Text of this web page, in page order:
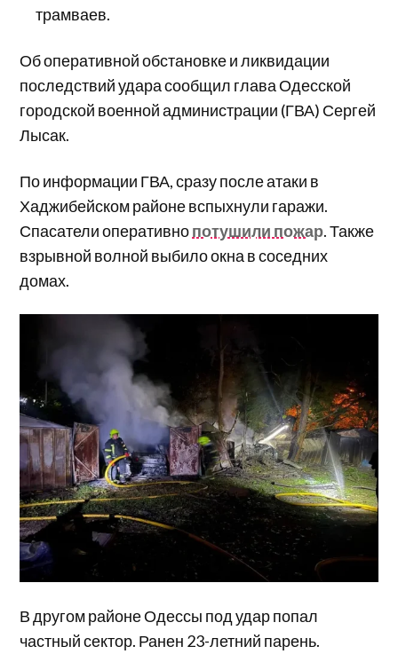
трамваев.
Об оперативной обстановке и ликвидации
последствий удара сообщил глава Одесской
городской военной администрации (ГВА) Сергей
Лысак.
По информации ГВА, сразу после атаки в
Хаджибейском районе вспыхнули гаражи.
Спасатели оперативнопотушили пожар. Также
взрывной волной выбило окна в соседних
домах.
В другом районе Одессы под удар попал
частный сектор. Ранен 23-летний парень.